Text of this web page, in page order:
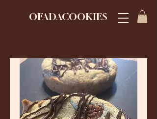
OFADACOOKIES